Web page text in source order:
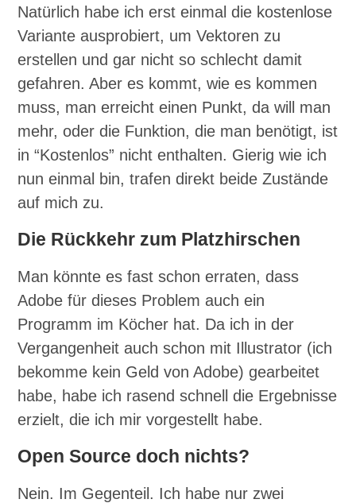
Natürlich habe ich erst einmal die kostenlose
Variante ausprobiert, um Vektoren zu
erstellen und gar nicht so schlecht damit
gefahren. Aber es kommt, wie es kommen
muss, man erreicht einen Punkt, da will man
mehr, oder die Funktion, die man benötigt, ist
in “Kostenlos” nicht enthalten. Gierig wie ich
nun einmal bin, trafen direkt beide Zustände
auf mich zu.
Die Rückkehr zum Platzhirschen
Man könnte es fast schon erraten, dass
Adobe für dieses Problem auch ein
Programm im Köcher hat. Da ich in der
Vergangenheit auch schon mit Illustrator (ich
bekomme kein Geld von Adobe) gearbeitet
habe, habe ich rasend schnell die Ergebnisse
erzielt, die ich mir vorgestellt habe.
Open Source doch nichts?
Nein. Im Gegenteil. Ich habe nur zwei